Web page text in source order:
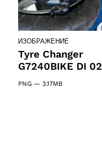
products
ИЗОБРАЖЕНИЕ
Tyre Changer
G7240BIKE DI 02
PNG — 3.17MB